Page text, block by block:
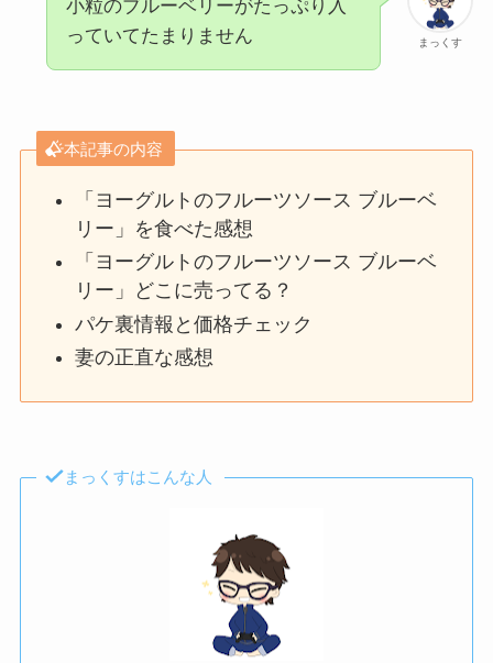
まっくす
小粒のブルーベリーがたっぷり入
っていてたまりません
本記事の内容
「ヨーグルトのフルーツソース ブルーベ
リー」を食べた感想
「ヨーグルトのフルーツソース ブルーベ
リー」どこに売ってる？
パケ裏情報と価格チェック
妻の正直な感想
まっくすはこんな人